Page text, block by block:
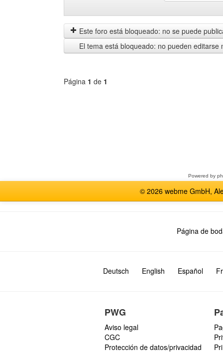
mensajes
anteriores
by
Este foro está bloqueado: no se puede
El tema está bloqueado: no pueden editarse
Página 1 de 1
Powered by
© 2026 webme GmbH,
Página de
Deutsch English Español
PWG
Aviso legal
CGC
Protección de datos/privacidad